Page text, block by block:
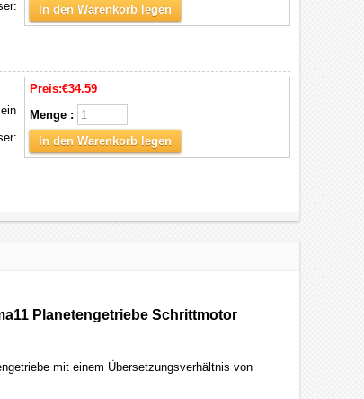
In den Warenkorb legen
Preis:€34.59
Menge :
In den Warenkorb legen
Planetengetriebe Schrittmotor
mit einem Übersetzungsverhältnis von